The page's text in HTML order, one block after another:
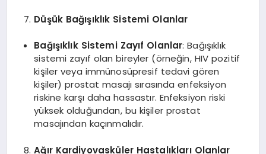
Düşük Bağışıklık Sistemi Olanlar
Bağışıklık Sistemi Zayıf Olanlar: Bağışıklık
sistemi zayıf olan bireyler (örneğin, HIV pozitif
kişiler veya immünosüpresif tedavi gören
kişiler) prostat masajı sırasında enfeksiyon
riskine karşı daha hassastır. Enfeksiyon riski
yüksek olduğundan, bu kişiler prostat
masajından kaçınmalıdır.
Ağır Kardiyovasküler Hastalıkları Olanlar